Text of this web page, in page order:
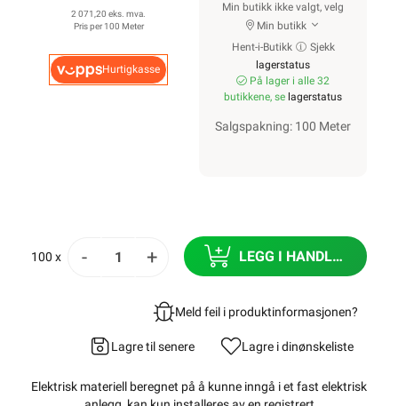
2 071,20 eks. mva.
Pris per 100 Meter
Hurtigkasse
Min butikk ikke valgt, velg
Min butikk
Hent-i-Butikk
Sjekk
lagerstatus
På lager i alle 32
butikkene, se lagerstatus
Salgspakning: 100 Meter
100 x - + LEGG I HANDLEKURV
Meld feil i produktinformasjonen?
Lagre til senere Lagre i dinønskeliste
Elektrisk materiell beregnet på å kunne inngå i et fast elektrisk